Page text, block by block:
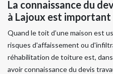
La connaissance du
à Lajoux est important
Quand le toit d’une maison est
risques d'affaissement ou
réhabilitation de toiture est,
avoir connaissance du devis